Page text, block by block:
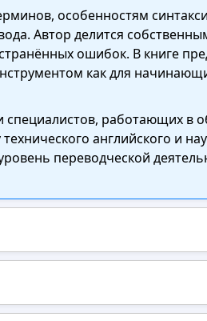
особенностям
Автор делится
ошибок. В книге
как для
работающих в
английского и
переводческой